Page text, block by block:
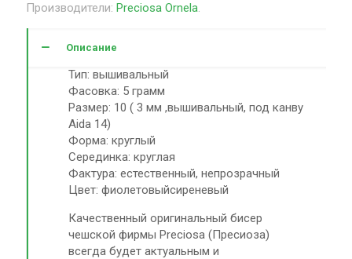
Производители: Preciosa Ornela.
Описание
Тип: вышивальный
Фасовка: 5 грамм
Размер: 10 ( 3 мм ,вышивальный, под канву
Aida 14)
Форма: круглый
Серединка: круглая
Фактура: естественный, непрозрачный
Цвет: фиолетовыйсиреневый
Качественный оригинальный бисер
чешской фирмы Preciosa (Пресиоза)
всегда будет актуальным и